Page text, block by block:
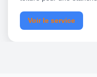
Voir le service